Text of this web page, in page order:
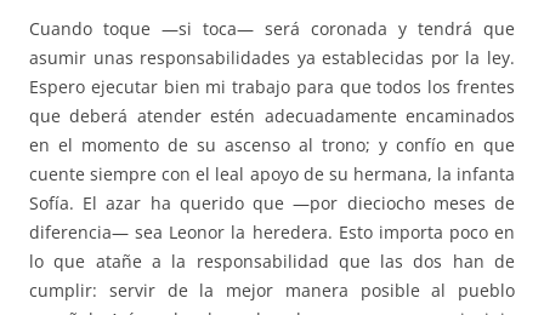
Cuando toque —si toca— será coronada y tendrá que
asumir unas responsabilidades ya establecidas por la ley.
Espero ejecutar bien mi trabajo para que todos los frentes
que deberá atender estén adecuadamente encaminados
en el momento de su ascenso al trono; y confío en que
cuente siempre con el leal apoyo de su hermana, la infanta
Sofía. El azar ha querido que —por dieciocho meses de
diferencia— sea Leonor la heredera. Esto importa poco en
lo que atañe a la responsabilidad que las dos han de
cumplir: servir de la mejor manera posible al pueblo